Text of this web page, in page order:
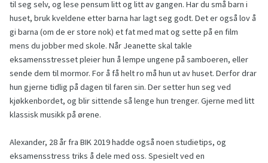
til seg selv, og lese pensum litt og litt av gangen. Har du små barn i
huset, bruk kveldene etter barna har lagt seg godt. Det er også lov å
gi barna (om de er store nok) et fat med mat og sette på en film
mens du jobber med skole. Når Jeanette skal takle
eksamensstresset pleier hun å lempe ungene på samboeren, eller
sende dem til mormor. For å få helt ro må hun ut av huset. Derfor drar
hun gjerne tidlig på dagen til faren sin. Der setter hun seg ved
kjøkkenbordet, og blir sittende så lenge hun trenger. Gjerne med litt
klassisk musikk på ørene.
Alexander, 28 år fra BIK 2019 hadde også noen studietips, og
eksamensstress triks å dele med oss. Spesielt ved en